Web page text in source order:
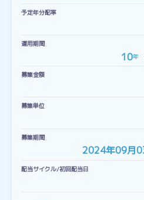
予定年分配率
運用期間
10年
募集金額
募集単位
募集期間
2024年09月
配当サイクル/初回配当日